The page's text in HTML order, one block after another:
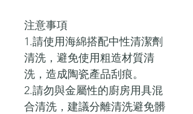
注意事項
1.請使用海綿搭配中性清潔劑
清洗，避免使用粗造材質清
洗，造成陶瓷產品刮痕。
2.請勿與金屬性的廚房用具混
合清洗，建議分離清洗避免髒